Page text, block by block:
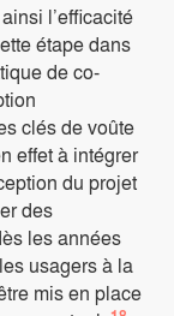
l’efficacité
étape dans
de co-
clés de voûte
effet à intégrer
du projet
des
les années
usagers à la
mis en place